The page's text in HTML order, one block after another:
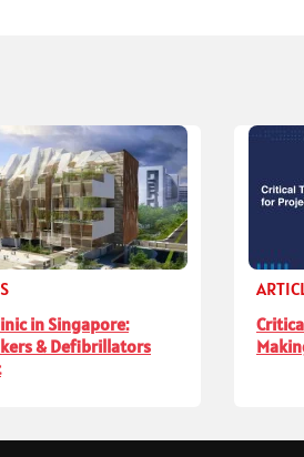
in Singapore:
& Defibrillators